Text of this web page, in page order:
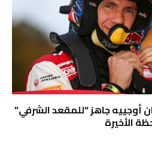
أوجييه جاهز “للمقعد الشرفي”